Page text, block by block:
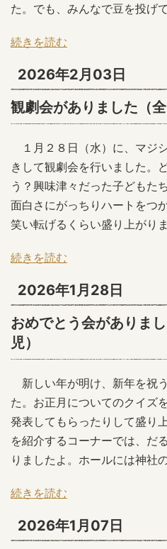
た。でも、みんなで豆を投げ
続きを読む
2026年2月03日
観劇会がありました（全
１月２８日（水）に、マジ
きして観劇会を行いました。
う？興味津々だった子どもた
面白さにがっちりハートをつ
笑い転げるくらい盛り上がりま
続きを読む
2026年1月28日
おめでとう会がありま
児）
新しい年が明け、新年を祝
た。お正月についてのクイズ
発表してもらったりして盛り
を紹介するコーナーでは、だ
りましたよ。ホールには神社
続きを読む
2026年1月07日